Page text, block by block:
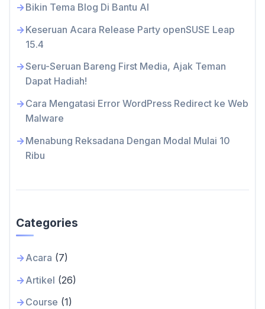
Bikin Tema Blog Di Bantu AI
Keseruan Acara Release Party openSUSE Leap
15.4
Seru-Seruan Bareng First Media, Ajak Teman
Dapat Hadiah!
Cara Mengatasi Error WordPress Redirect ke Web
Malware
Menabung Reksadana Dengan Modal Mulai 10
Ribu
Categories
Acara (7)
Artikel (26)
Course (1)